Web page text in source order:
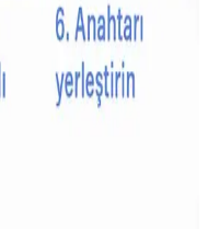
emzik zinciri seçimi
kolaylığı gibi
kalitesini artıracak ürünler